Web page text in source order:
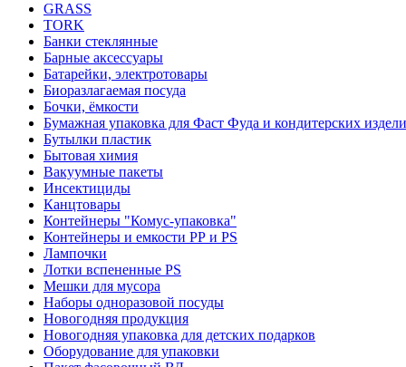
GRASS
TORK
Банки стеклянные
Барные аксессуары
Батарейки, электротовары
Биоразлагаемая посуда
Бочки, ёмкости
Бумажная упаковка для Фаст Фуда и кондитерских
Бутылки пластик
Бытовая химия
Вакуумные пакеты
Инсектициды
Канцтовары
Контейнеры "Комус-упаковка"
Контейнеры и емкости РР и PS
Лампочки
Лотки вспененные PS
Мешки для мусора
Наборы одноразовой посуды
Новогодняя продукция
Новогодняя упаковка для детских подарков
Оборудование для упаковки